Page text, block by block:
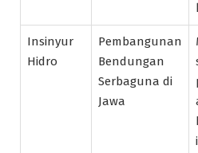
Insinyur
Hidro
Pembangunan
Bendungan
Serbaguna di
Jawa